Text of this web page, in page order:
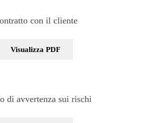
con il cliente
Visualizza PDF
di avvertenza sui rischi